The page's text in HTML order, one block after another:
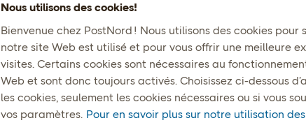
Nous utilisons des cookies!
Bienvenue chez PostNord ! Nous utilisons des cookies pour
notre site Web est utilisé et pour vous offrir une meilleure
visites. Certains cookies sont nécessaires au
Web et sont donc toujours activés. Choisissez ci-dessous
les cookies, seulement les cookies nécessaires ou si vous
vos paramètres. Pour en savoir plus sur notre utilisation